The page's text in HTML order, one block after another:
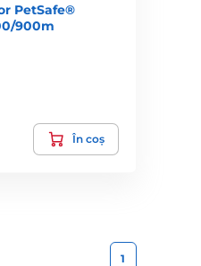
PetSafe®
900m
În coș
1